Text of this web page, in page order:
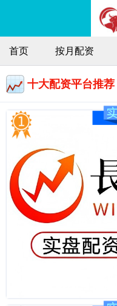
首页 按月配资
十大配资平台推荐